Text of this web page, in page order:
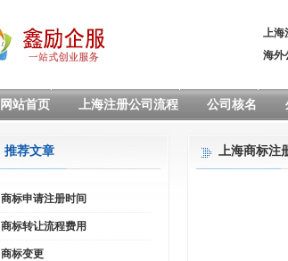
上海
海外
网站首页 上海注册公司流程 公司核名
上海商标注
推荐文章
商标申请注册时间
商标转让流程费用
商标变更